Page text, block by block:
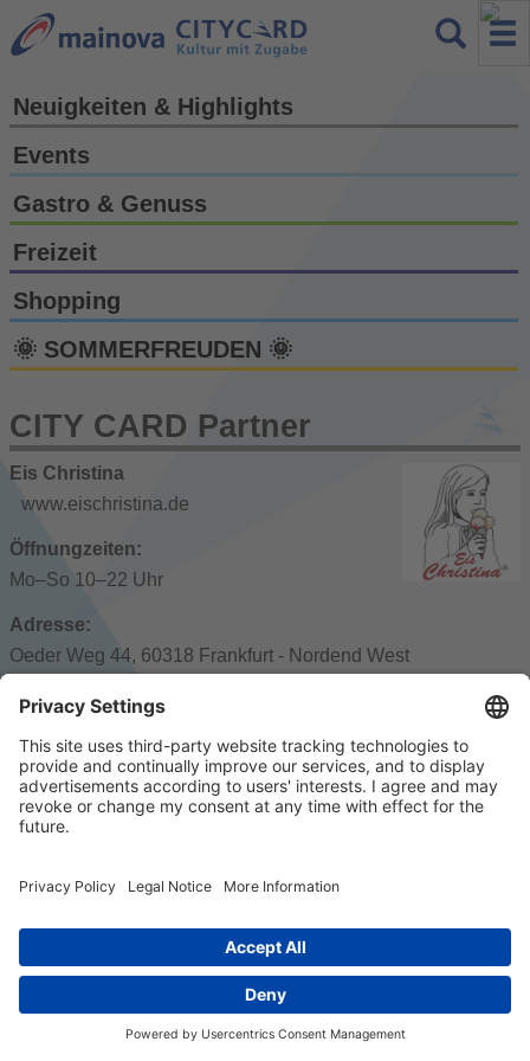
Neuigkeiten & Highlights
Events
Gastro & Genuss
Freizeit
Shopping
🌞 SOMMERFREUDEN 🌞
CITY CARD Partner
Eis Christina
www.eischristina.de
Öffnungzeiten:
Mo–So 10–22 Uhr
Adresse:
Oeder Weg 44, 60318 Frankfurt - Nordend West
Öffentliche Verkehrsmittel:
© 2023 k/c/e Marketing GmbH –Impressum